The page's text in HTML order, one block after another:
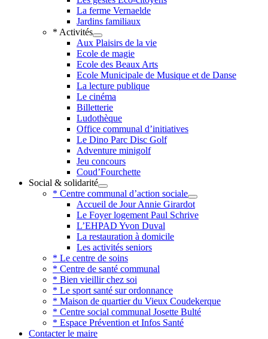
La ferme Vernaelde
Jardins familiaux
* Activités
Aux Plaisirs de la vie
Ecole de magie
Ecole des Beaux Arts
Ecole Municipale de Musique et de Danse
La lecture publique
Le cinéma
Billetterie
Ludothèque
Office communal d’initiatives
Le Dino Parc Disc Golf
Adventure minigolf
Jeu concours
Coud’Fourchette
Social & solidarité
* Centre communal d’action sociale
Accueil de Jour Annie Girardot
Le Foyer logement Paul Schrive
L’EHPAD Yvon Duval
La restauration à domicile
Les activités seniors
* Le centre de soins
* Centre de santé communal
* Bien vieillir chez soi
* Le sport santé sur ordonnance
* Maison de quartier du Vieux Coudekerque
* Centre social communal Josette Bulté
* Espace Prévention et Infos Santé
Contacter le maire